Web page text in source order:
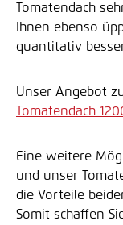
Tomatendach
Ihnen ebenso
quantitativ
Unser Angebot
Tomatendach
Eine weitere
und unser
die Vorteile
Somit schaffen